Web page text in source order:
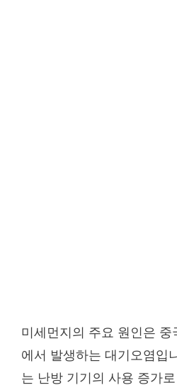
미세먼지의 주요 원인은 중
에서 발생하는 대기오염입
는 난방 기기의 사용 증가